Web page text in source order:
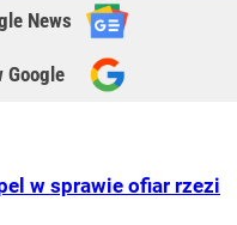
News
Google
w sprawie ofiar rzezi